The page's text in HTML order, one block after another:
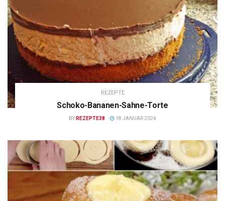
REZEPTE
Schoko-Bananen-Sahne-Torte
BY REZEPTE38 18 JANUAR 2024